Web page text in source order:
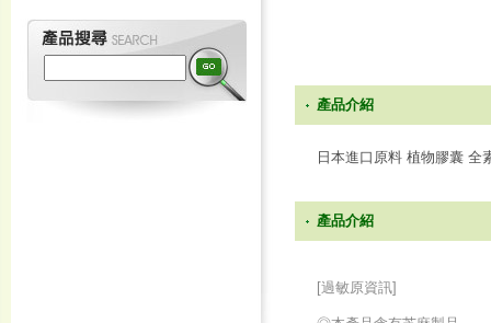
產品介紹
日本進口原料 植物膠囊 全
產品介紹
[過敏原資訊]